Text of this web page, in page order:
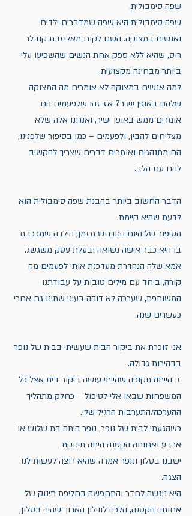
שפה סימבולית.
שפה סימבולית היא שפה שמדברים ילדים
ואנשים במצוקה. השם לקוח מאליזבת קובלר
רוס, שהיא ללא ספק אחת הנשים שהשפיעו עלי
ביותר מבחינה מקצועית.
למה אנשים במצוקה לא אומרים מה המצוקה
שלהם באופן ישיר? אז זהו שלפעמים הם
אומרים ממש באופן ישיר, ואנחנו אלה שלא
מצליחים להבין, ולפעמים – כמו בסיפור שלפנינו,
הם מתנהגים ואומרים דברים שצריך להקשיב
להם עם הלב.
הדבר החשוב ביותר בהבנת שפה סימבולית הוא
לדעת שהיא קיימת.
הסיפור של היום התרחש מזמן, הילדה שמככבת
בו היא כבר אישה נשואה ובעלת עסק משגשג.
אמא שלה הנהדרת מעדכנת אותי לפעמים מה
קורה, ביחד עם מילים טובות על עבודתנו
המשותפת, שערכה לא דוהה בעיני שתינו גם אחרי
כעשרים שנה.
אני זוכרת את ביקור הבית שעשיתי בבית של נופר
בבהירות גדולה.
זו הייתה תקופה שהייתי עושה ביקור בית אצל כל
המשפחות שבאו אלי לטיפול – כחלק מתהליך
ההערכה/התערבות הרגיל שלי.
כשהגעתי לבית של נופר, נופר היתה בת שלוש או
ארבע ואחותה הקטנה היתה תינוקת.
ישבנו בסלון ונופר אמרה שהיא רוצה לעשות לנו
הצגה.
היא ניגשה לחדר והתחפשה בחליפת תינוק של
אחותה הקטנה, הלכה לווילון הארוך שהיה בסלון,